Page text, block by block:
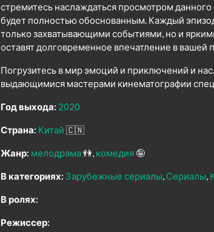
стремитесь наслаждаться просмотром
будет полностью обоснованным. Каждый
только захватывающими событиями, но и
оставят долговременное впечатление в вашей
Погрузитесь в мир эмоций и приключений и
выдающимися мастерами кинематографии
Год выхода: 2020
Страна: Китай 🇨🇳
Жанр: мелодрама👫 комедия 🤪
В категориях: Зарубежные сериалы Сериалы
В ролях:
Режиссер: